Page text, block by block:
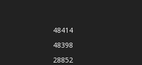
48414
48398
28852